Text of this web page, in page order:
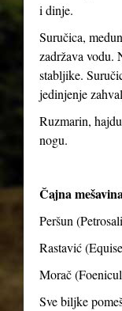
i dinje.
Suručica,
zadržava vodu.
stabljike.
jedinjenje
Ruzmarin,
nogu.
Čajna
Peršun
Rastavić
Morač
Sve biljke